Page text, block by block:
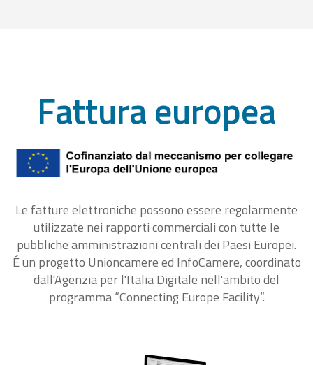
Fattura europea
Le fatture elettroniche possono essere regolarmente
utilizzate nei rapporti commerciali con tutte le
pubbliche amministrazioni centrali dei Paesi Europei.
É un progetto Unioncamere ed InfoCamere, coordinato
dall'Agenzia per l'Italia Digitale nell'ambito del
programma “Connecting Europe Facility“.